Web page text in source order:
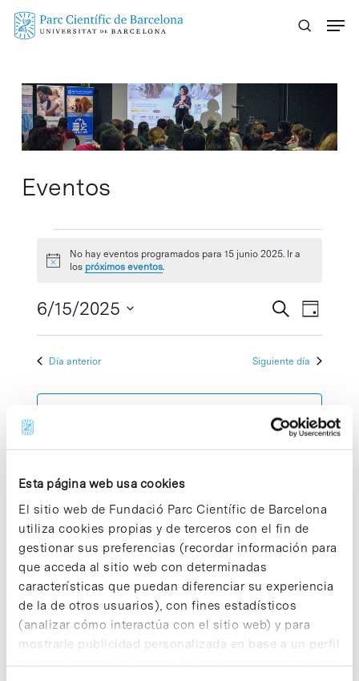
Esta página web usa cookies
El sitio web de Fundació Parc Científic de Barcelona
utiliza cookies propias y de terceros con el fin de
gestionar sus preferencias (recordar información para
que acceda al sitio web con determinadas
características que puedan diferenciar su experiencia
de la de otros usuarios), con fines estadísticos
(analizar cómo interactúa con el sitio web) y para
mostrarle publicidad personalizada en base a un perfil
elaborado a partir de sus hábitos de navegación (por
Skip
Eventos
Eventos
en
15
junio
2025
Aviso
No hay eventos programados para 15 junio 2025. Ir a
los próximos eventos.
de
búsqueda
vistas
de
Eventos
Buscar
de
Evento
Día
6/15/2025
Día anterior Siguiente día